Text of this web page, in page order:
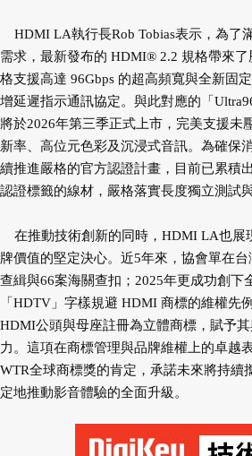
HDMI LA執行長Rob Tobias表示，為了
需求，最新發布的 HDMI® 2.2 規格帶來
格支援高達 96Gbps 的超高頻寬與全新固
增延遲指示通訊協定。與此對應的「
將於2026年第三季正式上市，完美支援未
新率、高位元色彩及沉浸式音訊。為確保
續推進嚴格的官方認證計畫，目前已累積
認證標籤的線材，嚴格落實長度獨立測試
在推動技術創新的同時，HDMI LA也展
牌價值的堅定決心。近5年來，協會單在
查緝與66案海關查扣；2025年更成功創下
「HDTV」字樣規避 HDMI 商標的維權先
HDMI公頭與母座註冊為立體商標，賦予
力。這項在商標管理與品牌維權上的卓越
WTR全球商標獎的肯定，承諾未來將持續
定地推動影音體驗的全面升級。